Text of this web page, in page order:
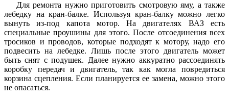
Для ремонта нужно приготовить смотровую яму, а также
лебедку на кран-балке. Используя кран-балку можно легко
вынуть из-под капота мотор. На двигателях ВАЗ есть
специальные проушины для этого. После отсоединения всех
тросиков и проводов, которые подходят к мотору, надо его
подвесить на лебедке. Лишь после этого двигатель может
быть снят с подушек. Далее нужно аккуратно рассоединять
коробку передач и двигатель, так как могла повредиться
корзина сцепления. Если планируется ее замена, можно этого
не опасаться.